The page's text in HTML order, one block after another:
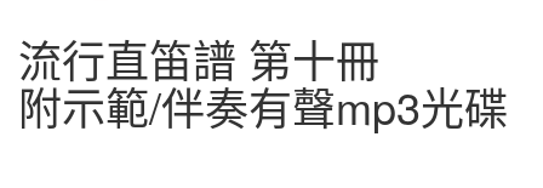
流行直笛譜 第十冊
附示範/伴奏有聲mp3光碟